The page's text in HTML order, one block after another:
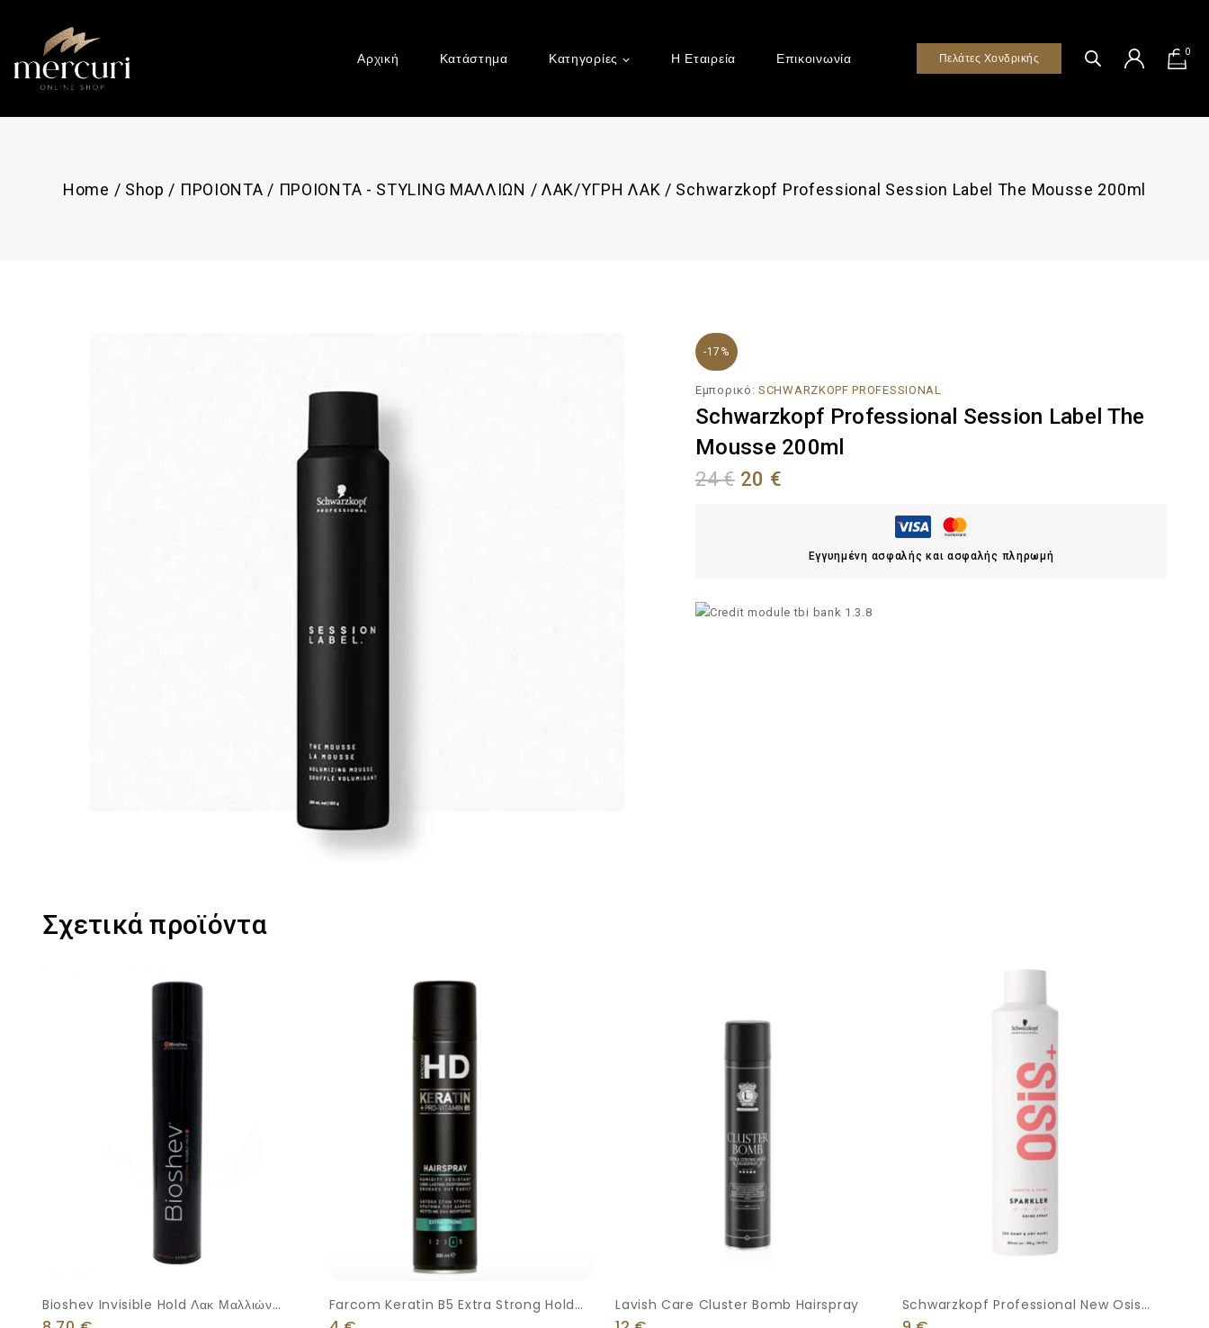
Αρχική Κατάστημα Κατηγορίες Η Εταιρεία Επικοινωνία Πελάτες Χονδρικής 0
Home / Shop / ΠΡΟΙΟΝΤΑ / ΠΡΟΙΟΝΤΑ - STYLING ΜΑΛΛΙΩΝ / ΛΑΚ/ΥΓΡΗ ΛΑΚ / Schwarzkopf Professional Session Label The Mousse 200ml
-17%
Εμπορικό: SCHWARZKOPF PROFESSIONAL
Schwarzkopf Professional Session Label The
Mousse 200ml
24€ 20 €
Εγγυημένη ασφαλής και ασφαλής πληρωμή
Σχετικά προϊόντα
Bioshev Invisible Hold Λακ Μαλλιών
Πολύ Δυνατό Κράτημα 500ml
Farcom Keratin B5 Extra Strong Hold
Λακ Μαλλιών Πολύ Δυνατό Κράτημα
Lavish Care Cluster Bomb Hairspray
Schwarzkopf Professional New Osis+
Sparkler 300ml